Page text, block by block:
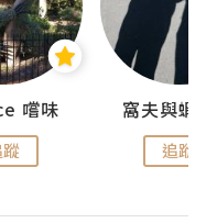
嚐味 窩夫與蝦
追蹤